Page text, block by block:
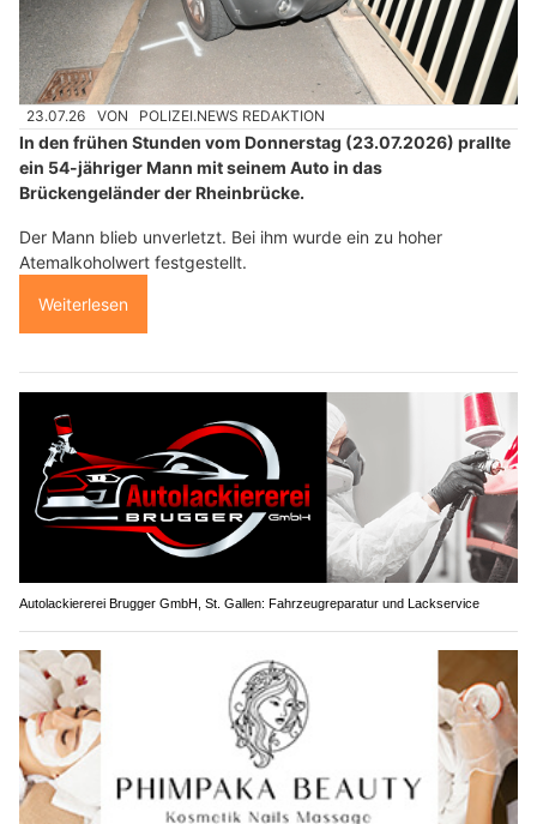
23.07.26 VON POLIZEI.NEWS REDAKTION
In den frühen Stunden vom Donnerstag (23.07.2026) prallte
ein 54-jähriger Mann mit seinem Auto in das
Brückengeländer der Rheinbrücke.
Der Mann blieb unverletzt. Bei ihm wurde ein zu hoher
Atemalkoholwert festgestellt.
Weiterlesen
Autolackiererei Brugger GmbH, St. Gallen: Fahrzeugreparatur und Lackservice